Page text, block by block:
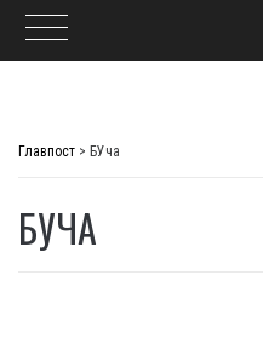
Главпост > БУча
БУЧА